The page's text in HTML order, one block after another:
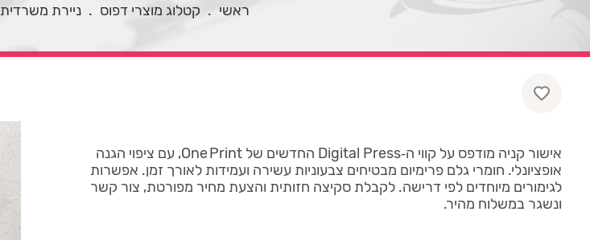
ראשי . קטלוג מוצרי דפוס . ניירת משרדית
אישור קניה מודפס על קווי ה‑Digital Press החדשים של One Print, עם ציפוי הגנה
אופציונלי. חומרי גלם פרימיום מבטיחים צבעוניות עשירה ועמידות לאורך זמן. אפשרות
לגימורים מיוחדים לפי דרישה. לקבלת סקיצה חזותית והצעת מחיר מפורטת, צור קשר
ונשגר במשלוח מהיר.